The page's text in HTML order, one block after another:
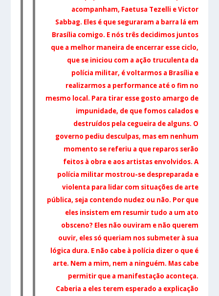
acompanham, Faetusa Tezelli e Victor
Sabbag. Eles é que seguraram a barra lá em
Brasília comigo. E nós três decidimos juntos
que a melhor maneira de encerrar esse ciclo,
que se iniciou com a ação truculenta da
polícia militar, é voltarmos a Brasília e
realizarmos a performance até o fim no
mesmo local. Para tirar esse gosto amargo de
impunidade, de que fomos calados e
destruídos pela cegueira de alguns. O
governo pediu desculpas, mas em nenhum
momento se referiu a que reparos serão
feitos à obra e aos artistas envolvidos. A
polícia militar mostrou-se despreparada e
violenta para lidar com situações de arte
pública, seja contendo nudez ou não. Por que
eles insistem em resumir tudo a um ato
obsceno? Eles não ouviram e não querem
ouvir, eles só queriam nos submeter à sua
lógica dura. E não cabe à polícia dizer o que é
arte. Nem a mim, nem a ninguém. Mas cabe
permitir que a manifestação aconteça.
Caberia a eles terem esperado a explicação